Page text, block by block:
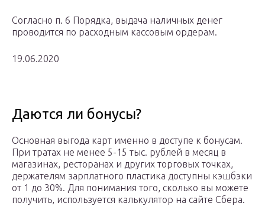
Согласно п. 6 Порядка, выдача наличных денег
проводится по расходным кассовым ордерам.
19.06.2020
Даются ли бонусы?
Основная выгода карт именно в доступе к бонусам.
При тратах не менее 5-15 тыс. рублей в месяц в
магазинах, ресторанах и других торговых точках,
держателям зарплатного пластика доступны кэшбэки
от 1 до 30%. Для понимания того, сколько вы можете
получить, используется калькулятор на сайте Сбера.